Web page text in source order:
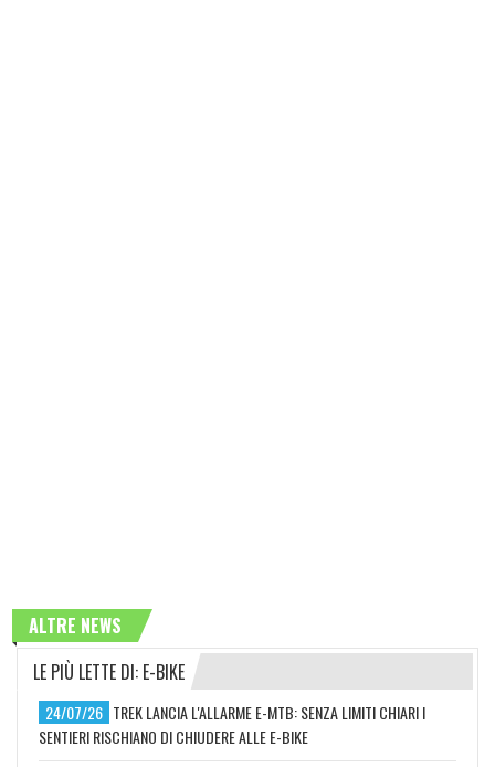
ALTRE NEWS
LE PIÙ LETTE DI: E-BIKE
24/07/26 TREK LANCIA L'ALLARME E-MTB: SENZA LIMITI CHIARI I
SENTIERI RISCHIANO DI CHIUDERE ALLE E-BIKE